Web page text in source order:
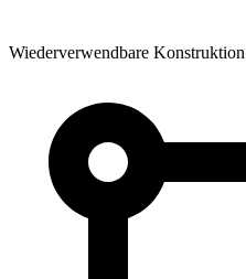
Wiederverwendbare Konstruktion